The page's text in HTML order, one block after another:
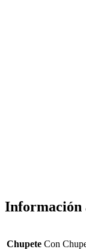
Información
Chupete Con